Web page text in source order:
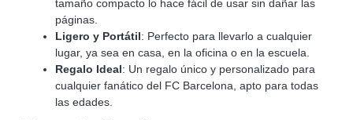
tamaño compacto lo hace fácil de usar sin dañar las
páginas.
Ligero y Portátil: Perfecto para llevarlo a cualquier
lugar, ya sea en casa, en la oficina o en la escuela.
Regalo Ideal: Un regalo único y personalizado para
cualquier fanático del FC Barcelona, apto para todas
las edades.